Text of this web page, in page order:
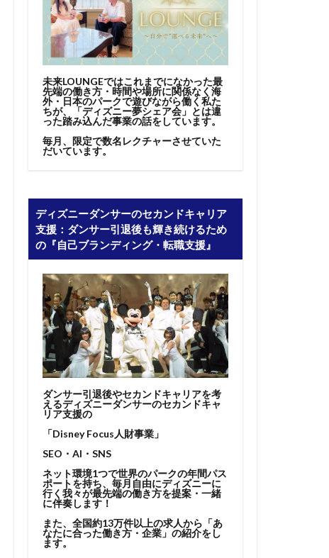
未来LOUNGEではこれまでになかった最
先端の働き方・時間や場所に関係なく海
外・日本のパークで遊びながら働く私た
ちが、「ディズニー夢シェア会」とは違
った踏み込んだ事業の話をしています。
毎月、限定で数名レクチャーさせていた
だいています。
ディズニーダンサーのセカンドキャリア
支援：ダンサー引退後も輝き続けるため
の『自己ブランディング・転職支援』
ダンサー引退後やセカンドキャリアを考
えるディズニーダンサーのセカンドキャ
リア支援の
「Disney Focus人財事業」
SEO・AI・SNS
ネット環境1つで世界のパークの年間パス
ポートを持ち、毎月自由にディズニーに
行く我々が最先端の働き方を提案・一緒
に伴奏します！
また、全国約13万件以上の求人から「あ
なたに合った働き方・企業」の紹介をし
ます。